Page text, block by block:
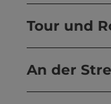
Tour und
An der